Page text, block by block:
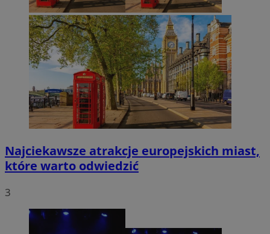
Najciekawsze atrakcje europejskich miast,
które warto odwiedzić
3